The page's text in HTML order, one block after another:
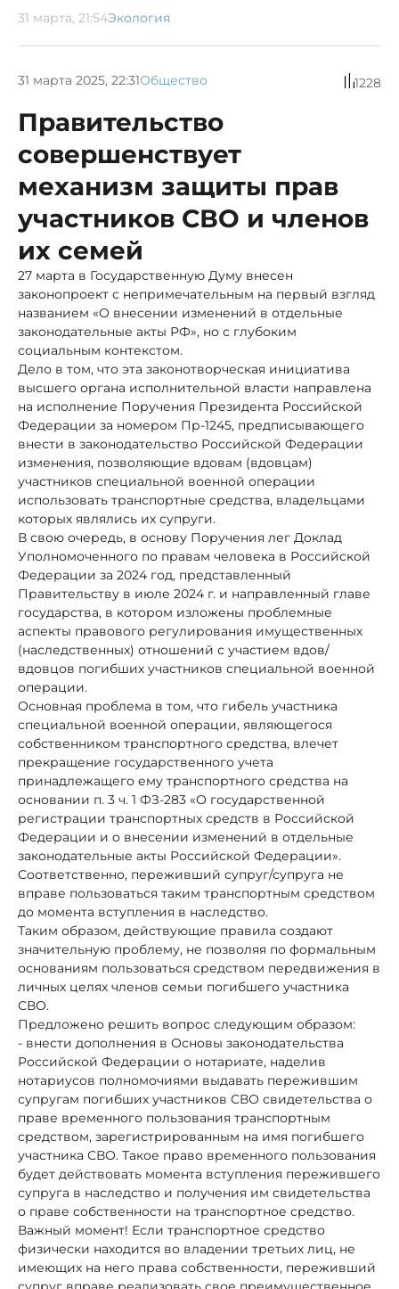
31 марта, 21:54Экология
31 марта 2025, 22:31Общество 1228
Правительство
совершенствует
механизм защиты прав
участников СВО и членов
их семей
27 марта в Государственную Думу внесен
законопроект с непримечательным на первый взгляд
названием «О внесении изменений в отдельные
законодательные акты РФ», но с глубоким
социальным контекстом.
Дело в том, что эта законотворческая инициатива
высшего органа исполнительной власти направлена
на исполнение Поручения Президента Российской
Федерации за номером Пр-1245, предписывающего
внести в законодательство Российской Федерации
изменения, позволяющие вдовам (вдовцам)
участников специальной военной операции
использовать транспортные средства, владельцами
которых являлись их супруги.
В свою очередь, в основу Поручения лег Доклад
Уполномоченного по правам человека в Российской
Федерации за 2024 год, представленный
Правительству в июле 2024 г. и направленный главе
государства, в котором изложены проблемные
аспекты правового регулирования имущественных
(наследственных) отношений с участием вдов/
вдовцов погибших участников специальной военной
операции.
Основная проблема в том, что гибель участника
специальной военной операции, являющегося
собственником транспортного средства, влечет
прекращение государственного учета
принадлежащего ему транспортного средства на
основании п. 3 ч. 1 ФЗ-283 «О государственной
регистрации транспортных средств в Российской
Федерации и о внесении изменений в отдельные
законодательные акты Российской Федерации».
Соответственно, переживший супруг/супруга не
вправе пользоваться таким транспортным средством
до момента вступления в наследство.
Таким образом, действующие правила создают
значительную проблему, не позволяя по формальным
основаниям пользоваться средством передвижения в
личных целях членов семьи погибшего участника
СВО.
Предложено решить вопрос следующим образом:
- внести дополнения в Основы законодательства
Российской Федерации о нотариате, наделив
нотариусов полномочиями выдавать пережившим
супругам погибших участников СВО свидетельства о
праве временного пользования транспортным
средством, зарегистрированным на имя погибшего
участника СВО. Такое право временного пользования
будет действовать момента вступления пережившего
супруга в наследство и получения им свидетельства
о праве собственности на транспортное средство.
Важный момент! Если транспортное средство
физически находится во владении третьих лиц, не
имеющих на него права собственности, переживший